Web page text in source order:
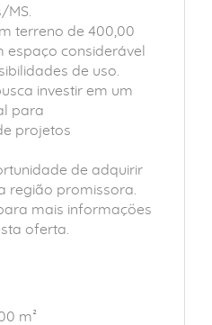
terreno de 400,00
espaço considerável
de uso.
investir em um
para
projetos
de adquirir
região promissora.
mais informações
oferta.
m²